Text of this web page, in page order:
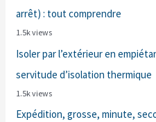
arrêt) : tout comprendre
1.5k views
Isoler par l’extérieur en
servitude d’isolation thermique
1.5k views
Expédition, grosse, minute,